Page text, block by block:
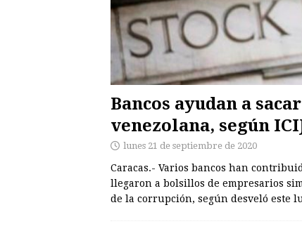
Bancos ayudan a
venezolana, según
lunes 21 de septiembre de 2020
Caracas.- Varios bancos han
llegaron a bolsillos de empresarios
de la corrupción, según desveló este